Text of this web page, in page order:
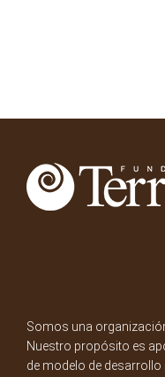
Somos una
Nuestro propósito es
de modelo de desarrollo